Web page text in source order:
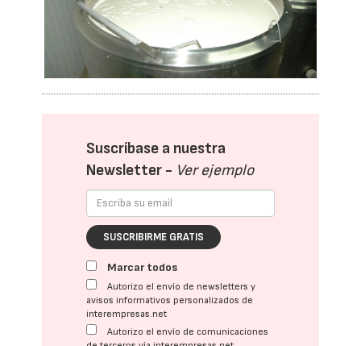
Suscríbase a nuestra
Newsletter - Ver ejemplo
SUSCRIBIRME GRATIS
Marcar todos
Autorizo el envío de newsletters y
avisos informativos personalizados de
interempresas.net
Autorizo el envío de comunicaciones